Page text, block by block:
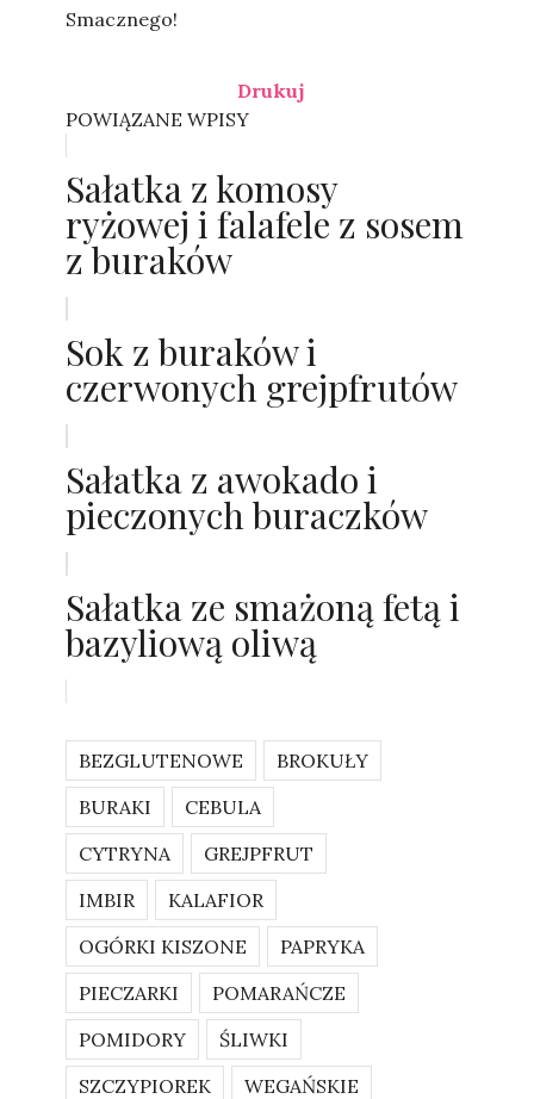
Smacznego!
Drukuj
POWIĄZANE WPISY
Sałatka z komosy
ryżowej i falafele z sosem
z buraków
Sok z buraków i
czerwonych grejpfrutów
Sałatka z awokado i
pieczonych buraczków
Sałatka ze smażoną fetą i
bazyliową oliwą
BEZGLUTENOWE
BROKUŁY
BURAKI
CEBULA
CYTRYNA
GREJPFRUT
IMBIR
KALAFIOR
OGÓRKI KISZONE
PAPRYKA
PIECZARKI
POMARAŃCZE
POMIDORY
ŚLIWKI
SZCZYPIOREK
WEGAŃSKIE